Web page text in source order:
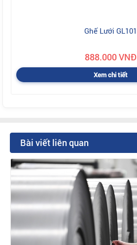
Ghế Lưới GL101
888.000 VNĐ
Xem chi tiết
Bài viết liên quan